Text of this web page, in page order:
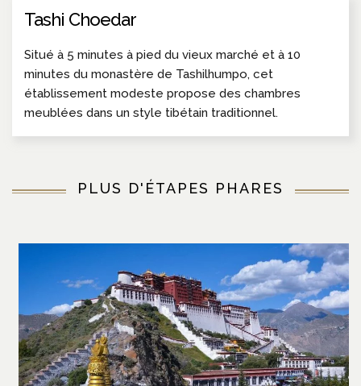
Tashi Choedar
Situé à 5 minutes à pied du vieux marché et à 10
minutes du monastère de Tashilhumpo, cet
établissement modeste propose des chambres
meublées dans un style tibétain traditionnel.
PLUS D'ÉTAPES PHARES